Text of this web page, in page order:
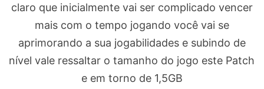
claro que inicialmente vai ser complicado vencer
mais com o tempo jogando você vai se
aprimorando a sua jogabilidades e subindo de
nível vale ressaltar o tamanho do jogo este Patch
e em torno de 1,5GB